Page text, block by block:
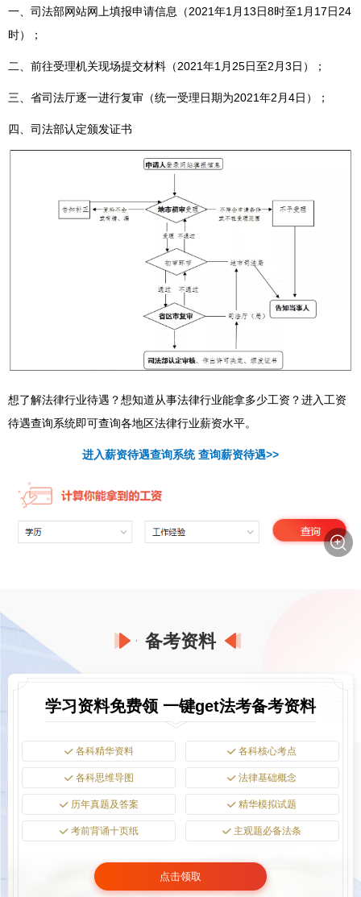
一、司法部网站网上填报申请信息（2021年1月13日8时至1月17日24
时）；
二、前往受理机关现场提交材料（2021年1月25日至2月3日）；
三、省司法厅逐一进行复审（统一受理日期为2021年2月4日）；
四、司法部认定颁发证书
想了解法律行业待遇？想知道从事法律行业能拿多少工资？进入工资
待遇查询系统即可查询各地区法律行业薪资水平。
进入薪资待遇查询系统 查询薪资待遇>>
备考资料
学习资料免费领 一键get法考备考资料
各科精华资料 各科核心考点
各科思维导图 法律基础概念
历年真题及答案 精华模拟试题
考前背诵十页纸 主观题必备法条
点击领取